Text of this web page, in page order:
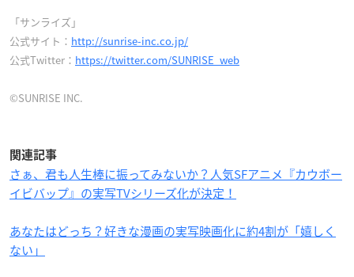
「サンライズ」
公式サイト： http://sunrise-inc.co.jp/
公式Twitter： https://twitter.com/SUNRISE_web
©SUNRISE INC.
関連記事
さぁ、君も人生棒に振ってみないか？人気SFアニメ『カウボー
イビバップ』の実写TVシリーズ化が決定！
あなたはどっち？好きな漫画の実写映画化に約4割が「嬉しく
ない」